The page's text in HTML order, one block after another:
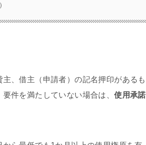
、借主（申請者）の記名押印があるも
件を満たしていない場合は、使用承諾